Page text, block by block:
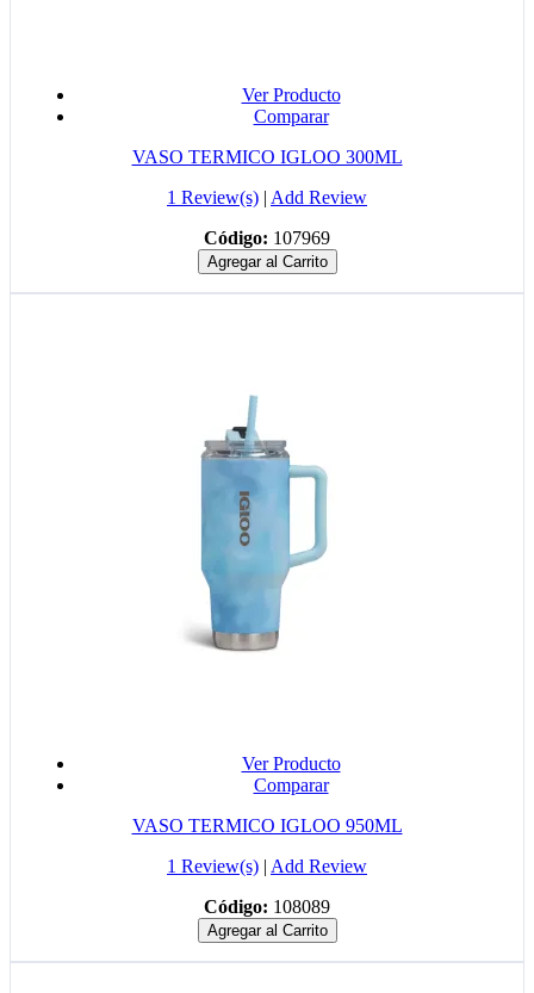
Ver Producto
Comparar
VASO TERMICO IGLOO 300ML
1 Review(s) | Add Review
Código: 107969
Agregar al Carrito
Ver Producto
Comparar
VASO TERMICO IGLOO 950ML
1 Review(s) | Add Review
Código: 108089
Agregar al Carrito